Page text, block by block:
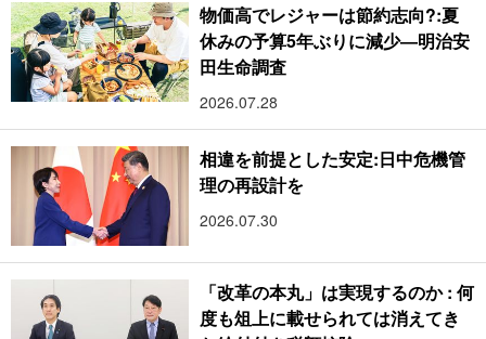
物価高でレジャーは節約志向?:夏
休みの予算5年ぶりに減少―明治安
田生命調査
2026.07.28
相違を前提とした安定:日中危機管
理の再設計を
2026.07.30
「改革の本丸」は実現するのか : 何
度も俎上に載せられては消えてき